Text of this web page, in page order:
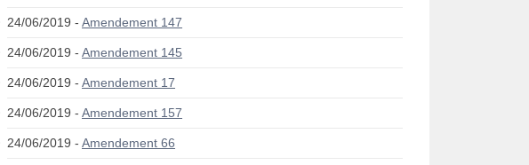
24/06/2019 - Amendement 147
24/06/2019 - Amendement 145
24/06/2019 - Amendement 17
24/06/2019 - Amendement 157
24/06/2019 - Amendement 66